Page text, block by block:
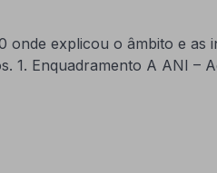
onde explicou o âmbito e as
1. Enquadramento A ANI –